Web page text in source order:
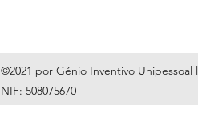
©2021 por Génio Inventivo Unipessoal
NIF: 508075670